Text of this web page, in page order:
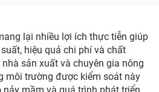
lại nhiều lợi ích thực tiễn giúp
hiệu quả chi phí và chất
sản xuất và chuyên gia nông
môi trường được kiểm soát này